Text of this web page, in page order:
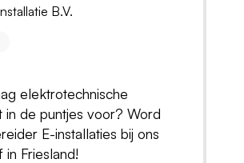
B.V.
elektrotechnische
in de puntjes voor? Word
E-installaties bij ons
Friesland!